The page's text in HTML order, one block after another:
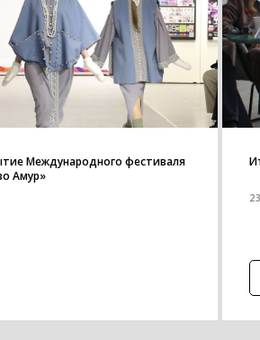
Международного фестиваля
Амур»